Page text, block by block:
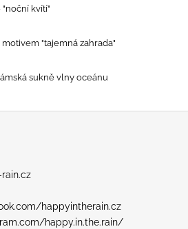
"noční kvítí"
motivem "tajemná zahrada"
sukně vlny oceánu
happyintherain.cz
happy.in.the.rain/